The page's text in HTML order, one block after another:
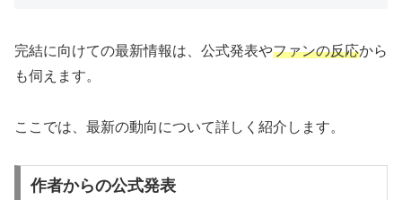
完結に向けての最新情報は、公式発表やファンの反応から
も伺えます。
ここでは、最新の動向について詳しく紹介します。
作者からの公式発表